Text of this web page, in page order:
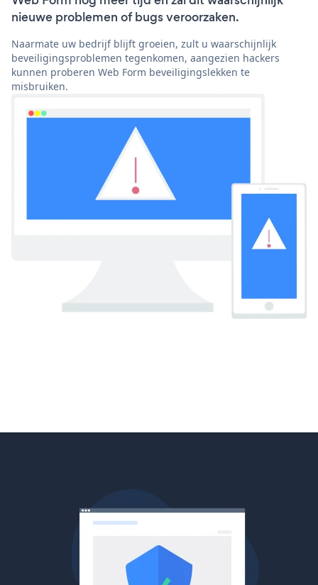
nieuwe problemen of bugs veroorzaken.
Naarmate uw bedrijf blijft groeien, zult u waarschijnlijk
beveiligingsproblemen tegenkomen, aangezien hackers
kunnen proberen Web Form beveiligingslekken te
misbruiken.